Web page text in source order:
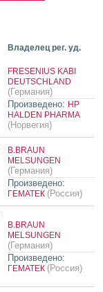
Владелец рег. уд.
FRESENIUS KABI
DEUTSCHLAND
(Германия)
Произведено: HP
HALDEN PHARMA
(Норвегия)
B.BRAUN
MELSUNGEN
(Германия)
Произведено:
ГЕМАТЕК (Россия)
B.BRAUN
MELSUNGEN
(Германия)
Произведено:
ГЕМАТЕК (Россия)